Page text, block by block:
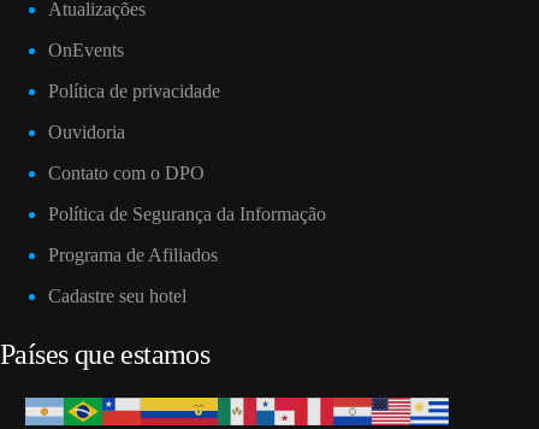
Atualizações
OnEvents
Política de privacidade
Ouvidoria
Contato com o DPO
Política de Segurança da Informação
Programa de Afiliados
Cadastre seu hotel
Países que estamos